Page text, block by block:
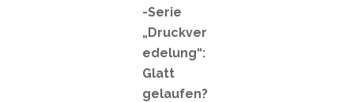
-Serie
„Druckver
edelung“:
Glatt
gelaufen?